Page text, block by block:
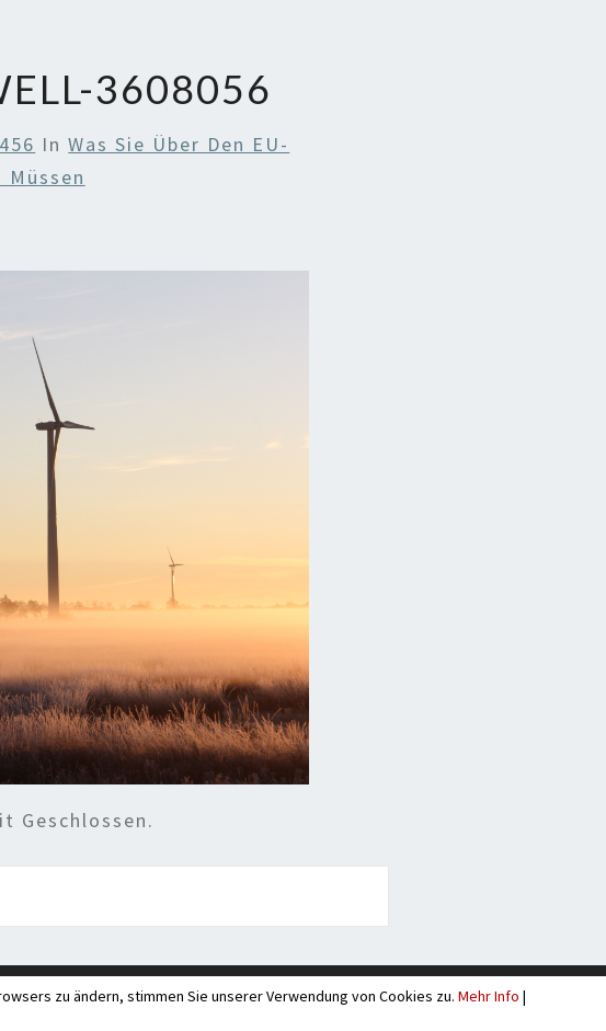
3608056
InWas Sie Über Den EU-
Geschlossen.
Nisarg
zu ändern, stimmen Sie unserer Verwendung von Cookies zu. Mehr Info |